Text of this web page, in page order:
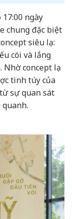
ngày
chung đặc biệt
siêu lạ:
cói và lắng
Nhờ concept lạ
tinh túy của
sự quan sát
quanh.